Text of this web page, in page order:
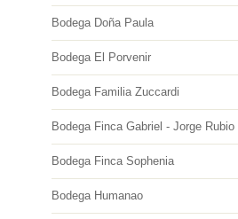
Bodega Doña Paula
Bodega El Porvenir
Bodega Familia Zuccardi
Bodega Finca Gabriel - Jorge Rubio
Bodega Finca Sophenia
Bodega Humanao